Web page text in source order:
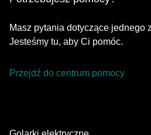
Masz pytania dotyczące jednego
Jesteśmy tu, aby Ci pomóc.
Przejdź do centrum pomocy